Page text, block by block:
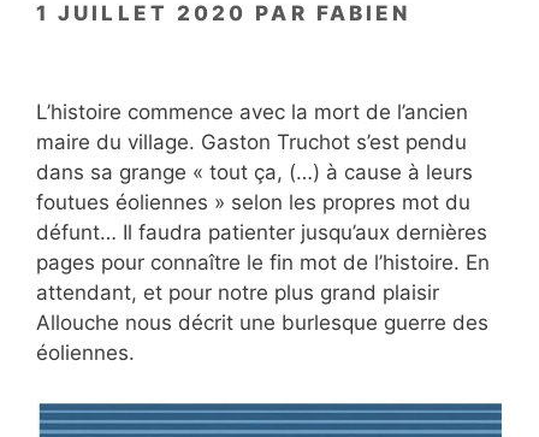
1 JUILLET 2020 PAR FABIEN
L’histoire commence avec la mort de l’ancien
maire du village. Gaston Truchot s’est pendu
dans sa grange « tout ça, (…) à cause à leurs
foutues éoliennes » selon les propres mot du
défunt… Il faudra patienter jusqu’aux dernières
pages pour connaître le fin mot de l’histoire. En
attendant, et pour notre plus grand plaisir
Allouche nous décrit une burlesque guerre des
éoliennes.